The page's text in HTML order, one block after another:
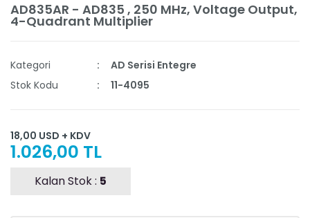
AD835AR - AD835 , 250 MHz, Voltage Output,
4-Quadrant Multiplier
Kategori
AD Serisi Entegre
Stok Kodu
11-4095
18,00 USD + KDV
1.026,00 TL
Kalan Stok : 5